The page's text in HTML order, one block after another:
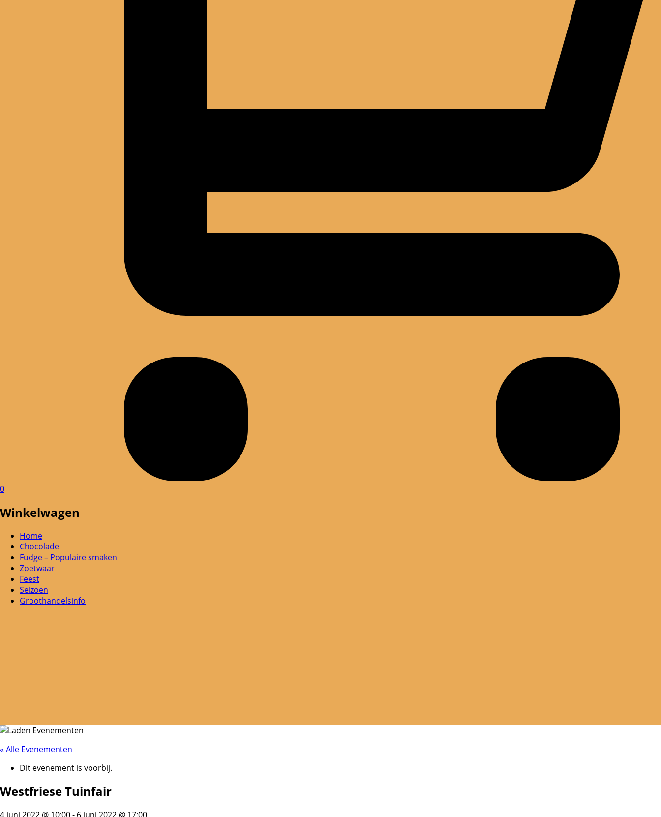
0
Winkelwagen
Home
Chocolade
Fudge – Populaire smaken
Zoetwaar
Feest
Seizoen
Groothandelsinfo
« Alle Evenementen
Dit evenement is voorbij.
Westfriese Tuinfair
4 juni 2022 @ 10:00- 6 juni 2022 @ 17:00